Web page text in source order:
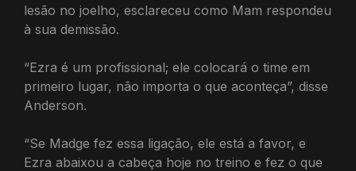
lesão no joelho, esclareceu como Mam respondeu
à sua demissão.
“Ezra é um profissional; ele colocará o time em
primeiro lugar, não importa o que aconteça”, disse
Anderson.
“Se Madge fez essa ligação, ele está a favor, e
Ezra abaixou a cabeça hoje no treino e fez o que